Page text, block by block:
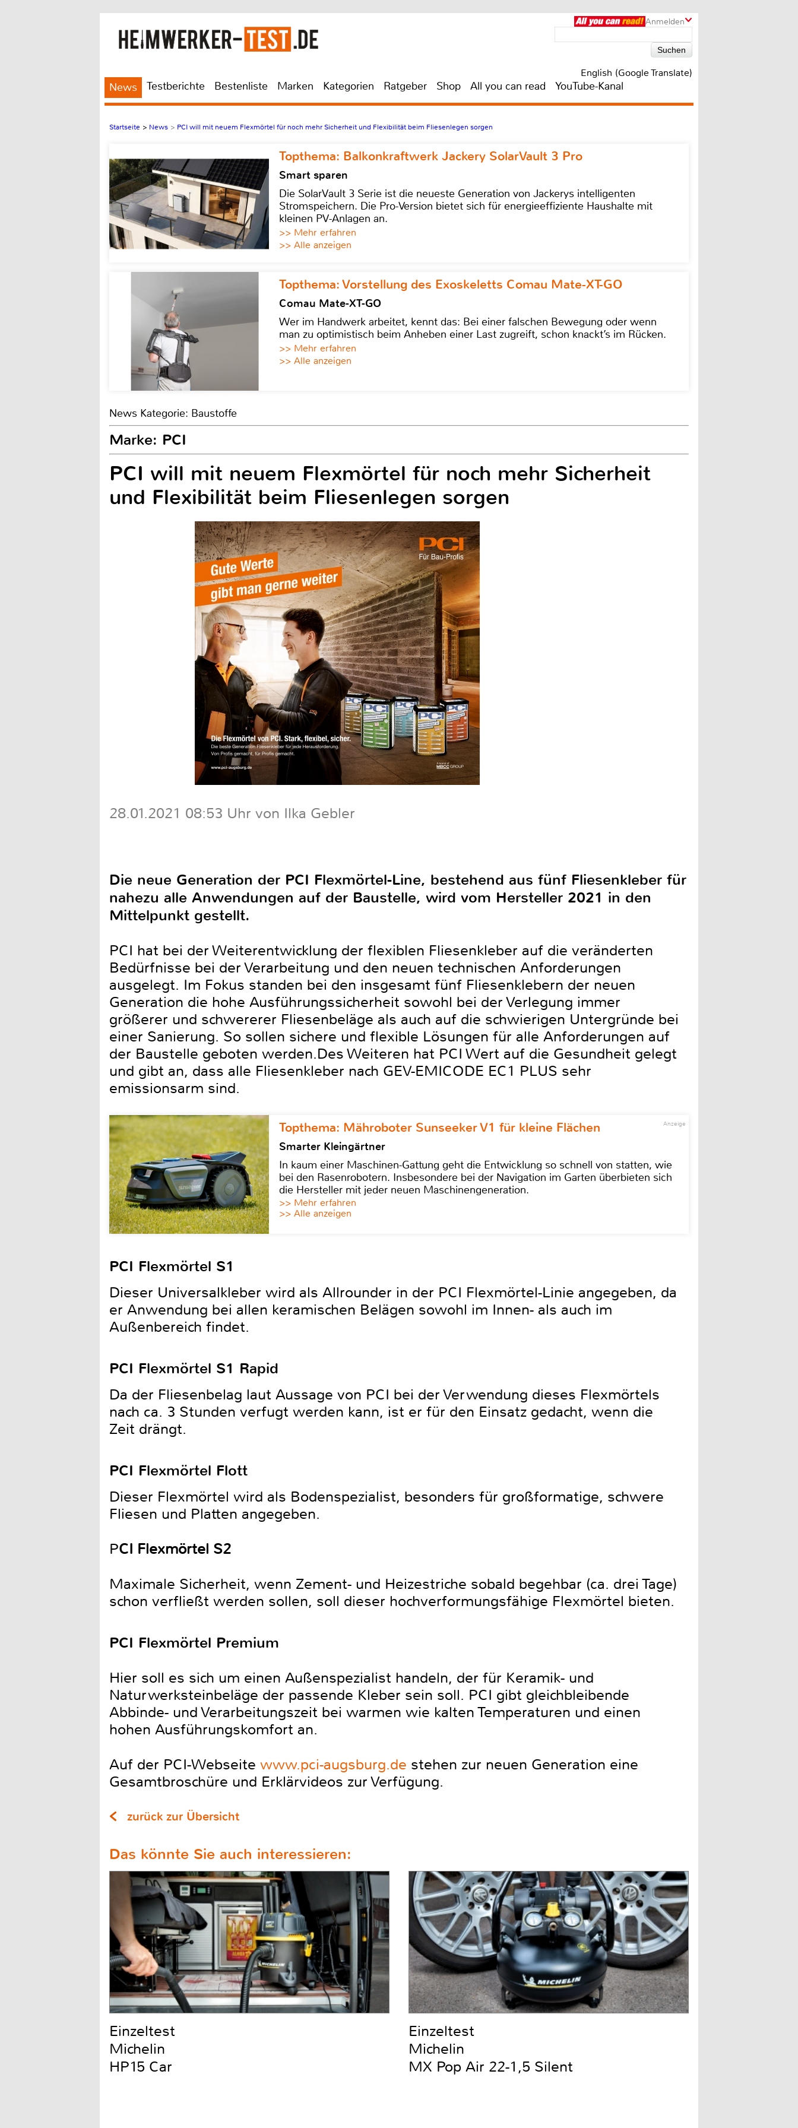
Anmelden
English (Google Translate)
News Testberichte Bestenliste Marken Kategorien Ratgeber Shop All you can read YouTube-Kanal
Startseite > News > PCI will mit neuem Flexmörtel für noch mehr Sicherheit und Flexibilität beim Fliesenlegen sorgen
Topthema: Balkonkraftwerk Jackery SolarVault 3 Pro
Smart sparen
Die SolarVault 3 Serie ist die neueste Generation von Jackerys intelligenten
Stromspeichern. Die Pro-Version bietet sich für energieeffiziente Haushalte mit
kleinen PV-Anlagen an.
>> Mehr erfahren
>> Alle anzeigen
Topthema: Vorstellung des Exoskeletts Comau Mate-XT-GO
Comau Mate-XT-GO
Wer im Handwerk arbeitet, kennt das: Bei einer falschen Bewegung oder wenn
man zu optimistisch beim Anheben einer Last zugreift, schon knackt’s im Rücken.
>> Mehr erfahren
>> Alle anzeigen
News Kategorie: Baustoffe
Marke: PCI
PCI will mit neuem Flexmörtel für noch mehr Sicherheit
und Flexibilität beim Fliesenlegen sorgen
28.01.2021 08:53 Uhr von Ilka Gebler
Die neue Generation der PCI Flexmörtel-Line, bestehend aus fünf Fliesenkleber für
nahezu alle Anwendungen auf der Baustelle, wird vom Hersteller 2021 in den
Mittelpunkt gestellt.
PCI hat bei der Weiterentwicklung der flexiblen Fliesenkleber auf die veränderten
Bedürfnisse bei der Verarbeitung und den neuen technischen Anforderungen
ausgelegt. Im Fokus standen bei den insgesamt fünf Fliesenklebern der neuen
Generation die hohe Ausführungssicherheit sowohl bei der Verlegung immer
größerer und schwererer Fliesenbeläge als auch auf die schwierigen Untergründe bei
einer Sanierung. So sollen sichere und flexible Lösungen für alle Anforderungen auf
der Baustelle geboten werden.Des Weiteren hat PCI Wert auf die Gesundheit gelegt
und gibt an, dass alle Fliesenkleber nach GEV-EMICODE EC1 PLUS sehr
emissionsarm sind.
Anzeige
Topthema: Mähroboter Sunseeker V1 für kleine Flächen
Smarter Kleingärtner
In kaum einer Maschinen-Gattung geht die Entwicklung so schnell von statten, wie
bei den Rasenrobotern. Insbesondere bei der Navigation im Garten überbieten sich
die Hersteller mit jeder neuen Maschinengeneration.
>> Mehr erfahren
>> Alle anzeigen
PCI Flexmörtel S1
Dieser Universalkleber wird als Allrounder in der PCI Flexmörtel-Linie angegeben, da
er Anwendung bei allen keramischen Belägen sowohl im Innen- als auch im
Außenbereich findet.
PCI Flexmörtel S1 Rapid
Da der Fliesenbelag laut Aussage von PCI bei der Verwendung dieses Flexmörtels
nach ca. 3 Stunden verfugt werden kann, ist er für den Einsatz gedacht, wenn die
Zeit drängt.
PCI Flexmörtel Flott
Dieser Flexmörtel wird als Bodenspezialist, besonders für großformatige, schwere
Fliesen und Platten angegeben.
PCI Flexmörtel S2
Maximale Sicherheit, wenn Zement- und Heizestriche sobald begehbar (ca. drei Tage)
schon verfließt werden sollen, soll dieser hochverformungsfähige Flexmörtel bieten.
PCI Flexmörtel Premium
Hier soll es sich um einen Außenspezialist handeln, der für Keramik- und
Naturwerksteinbeläge der passende Kleber sein soll. PCI gibt gleichbleibende
Abbinde- und Verarbeitungszeit bei warmen wie kalten Temperaturen und einen
hohen Ausführungskomfort an.
Auf der PCI-Webseite www.pci-augsburg.de stehen zur neuen Generation eine
Gesamtbroschüre und Erklärvideos zur Verfügung.
zurück zur Übersicht
Das könnte Sie auch interessieren:
Einzeltest
Michelin
HP15 Car
Einzeltest
Michelin
MX Pop Air 22-1,5 Silent